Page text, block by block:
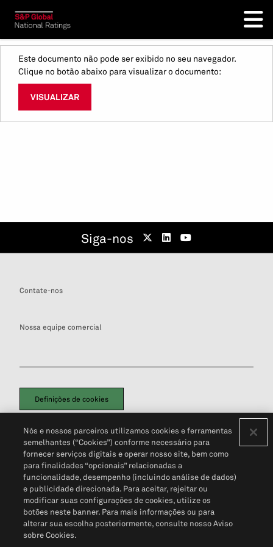
Este documento não pode ser exibido no seu navegador.
Clique no botão abaixo para visualizar o documento:
VISUALIZAR
Siga-nos
Contate-nos
Nossa equipe comercial
Definições de cookies
Política de PrivacidadePortal de privacidade do cliente (em inglês)
Não Venda Minhas Informações Pessoais© 2026 S&P Global
Nós e nossos parceiros utilizamos cookies e ferramentas
semelhantes (“Cookies”) conforme necessário para
fornecer serviços digitais e operar nosso site, bem como
para finalidades “opcionais” relacionadas a
funcionalidade, desempenho (incluindo análise de dados)
e publicidade direcionada. Para aceitar, rejeitar ou
modificar suas configurações de cookies, utilize os
botões neste banner. Para mais informações ou para
alterar sua escolha posteriormente, consulte nosso Aviso
sobre Cookies.